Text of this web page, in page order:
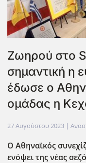
Ζωηρού στο
σημαντική η
έδωσε ο
ομάδας η
27 Αυγούστου 2023 |
Ο Αθηναϊκός
ενόψει της νέας